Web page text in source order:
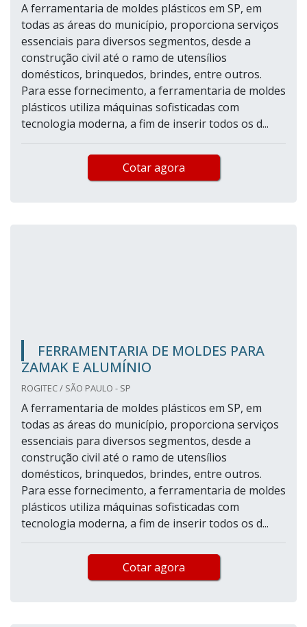
A ferramentaria de moldes plásticos em SP, em
todas as áreas do município, proporciona serviços
essenciais para diversos segmentos, desde a
construção civil até o ramo de utensílios
domésticos, brinquedos, brindes, entre outros.
Para esse fornecimento, a ferramentaria de moldes
plásticos utiliza máquinas sofisticadas com
tecnologia moderna, a fim de inserir todos os d...
Cotar agora
FERRAMENTARIA DE MOLDES PARA
ZAMAK E ALUMÍNIO
ROGITEC / SÃO PAULO - SP
A ferramentaria de moldes plásticos em SP, em
todas as áreas do município, proporciona serviços
essenciais para diversos segmentos, desde a
construção civil até o ramo de utensílios
domésticos, brinquedos, brindes, entre outros.
Para esse fornecimento, a ferramentaria de moldes
plásticos utiliza máquinas sofisticadas com
tecnologia moderna, a fim de inserir todos os d...
Cotar agora